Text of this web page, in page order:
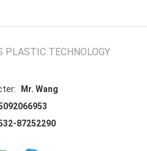
PLASTIC TECHNOLOGY
Mr. Wang
87252290